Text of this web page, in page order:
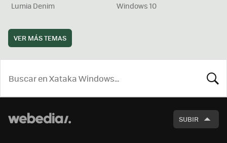
Lumia Denim
Windows 10
VER MÁS TEMAS
SUBIR